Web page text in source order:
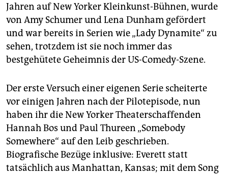
Jahren auf New Yorker Kleinkunst-Bühnen, wurde
von Amy Schumer und Lena Dunham gefördert
und war bereits in Serien wie „Lady Dynamite“ zu
sehen, trotzdem ist sie noch immer das
bestgehütete Geheimnis der US-Comedy-Szene.
Der erste Versuch einer eigenen Serie scheiterte
vor einigen Jahren nach der Pilotepisode, nun
haben ihr die New Yorker Theaterschaffenden
Hannah Bos und Paul Thureen „Somebody
Somewhere“ auf den Leib geschrieben.
Biografische Bezüge inklusive: Everett statt
tatsächlich aus Manhattan, Kansas; mit dem Song